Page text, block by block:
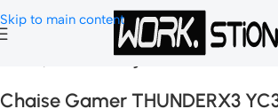
Skip to main content
Chaise Gaming
Chaise Gamer THUNDERX3